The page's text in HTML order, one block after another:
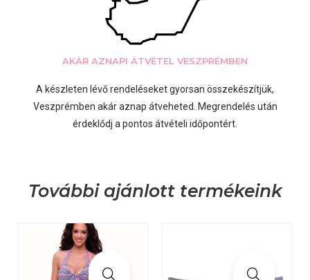
AKÁR AZNAPI ÁTVÉTEL VESZPRÉMBEN
A készleten lévő rendeléseket gyorsan összekészítjük,
Veszprémben akár aznap átveheted. Megrendelés után
érdeklődj a pontos átvételi időpontért.
További ajánlott termékeink